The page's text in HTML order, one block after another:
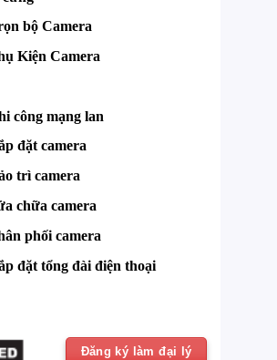
bộ Camera
Kiện Camera
công mạng lan
đặt camera
trì camera
chữa camera
phối camera
đặt tổng đài điện thoại
Đăng ký làm đại lý